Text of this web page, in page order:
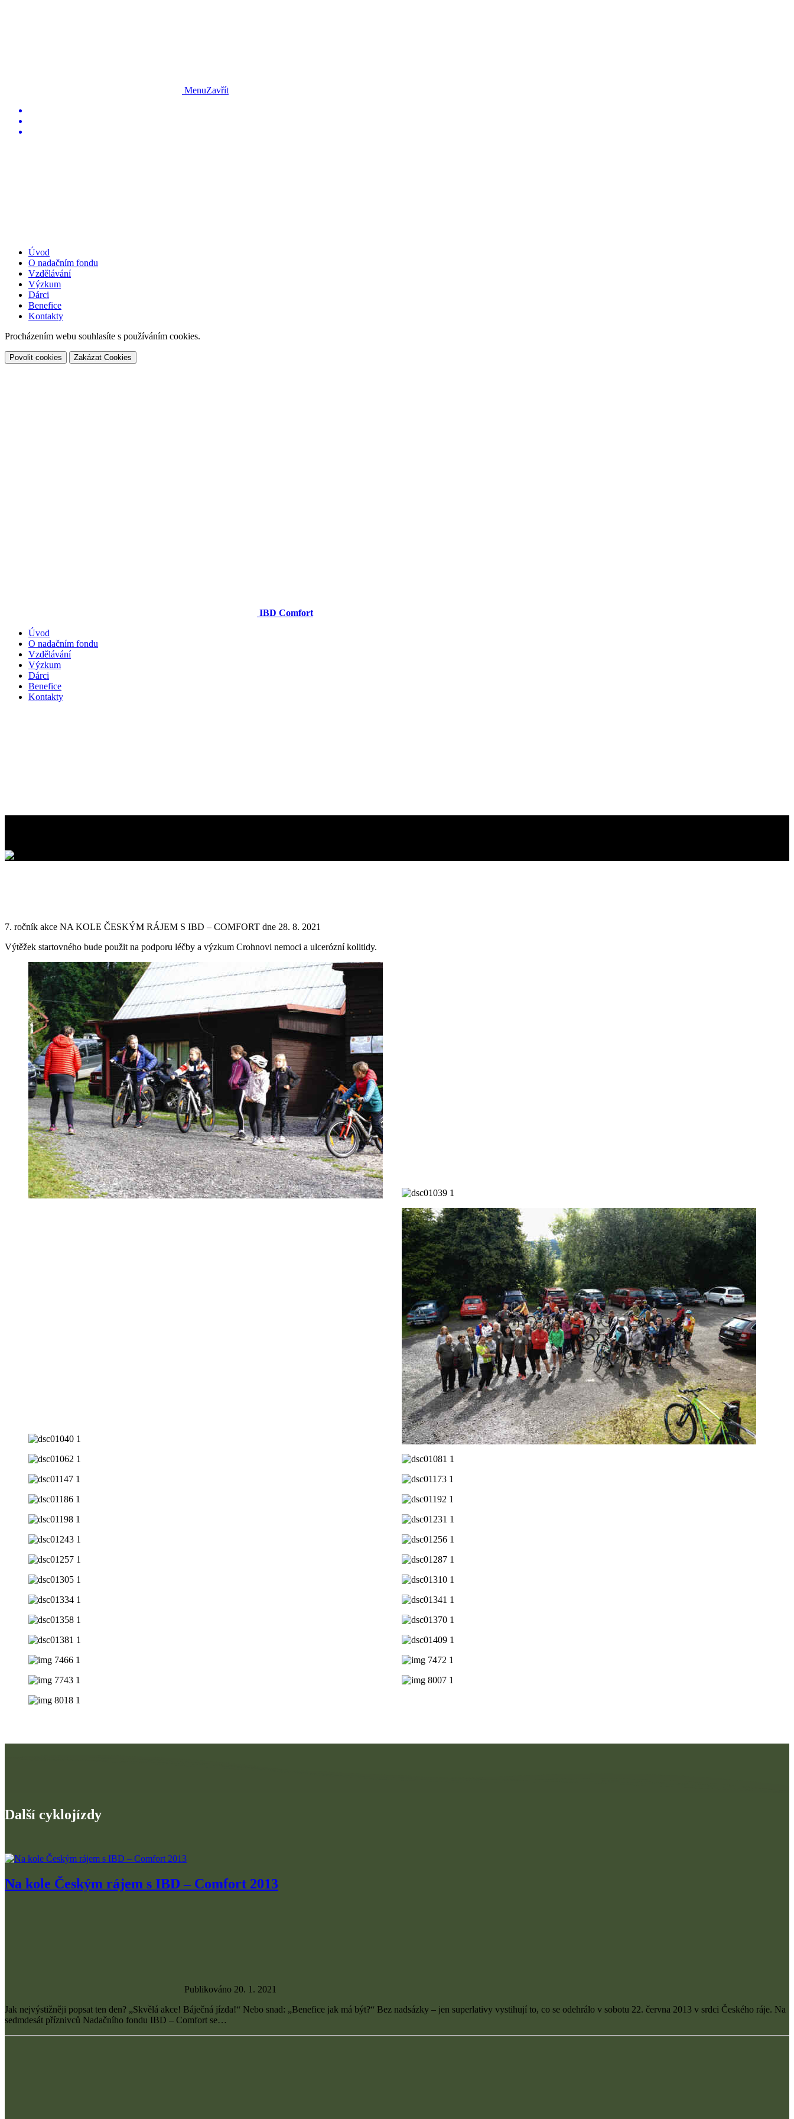
MenuZavřít
Úvod
O nadačním fondu
Vzdělávání
Výzkum
Dárci
Benefice
Kontakty
Procházením webu souhlasíte s používáním cookies.
Povolit cookies Zakázat Cookies
IBD Comfort
Úvod
O nadačním fondu
Vzdělávání
Výzkum
Dárci
Benefice
Kontakty
7. ročník akce NA KOLE ČESKÝM RÁJEM S IBD – COMFORT dne 28. 8. 2021
Výtěžek startovného bude použit na podporu léčby a výzkum Crohnovi nemoci a ulcerózní kolitidy.
Další cyklojízdy
Na kole Českým rájem s IBD – Comfort 2013
Publikováno 20. 1. 2021
Jak nejvýstižněji popsat ten den? „Skvělá akce! Báječná jízda!“ Nebo snad: „Benefice jak má být?“ Bez nadsázky – jen superlativy vystihují to, co se odehrálo v sobotu 22. června 2013 v srdci Českého ráje. Na
sedmdesát příznivců Nadačního fondu IBD – Comfort se…